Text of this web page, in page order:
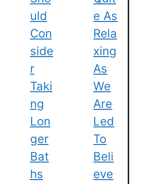
Uld
Con
Side
R
Taki
Ng
Lon
Ger
Bat
Hs
E As
Rela
Xing
As
We
Are
Led
To
Beli
Eve